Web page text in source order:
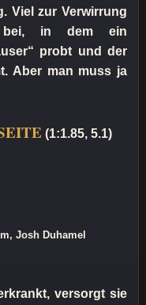
Viel zur Verwirrung
bei, in dem ein
probt und der
Aber man muss ja
(1:1.85, 5.1)
Josh Duhamel
versorgt sie